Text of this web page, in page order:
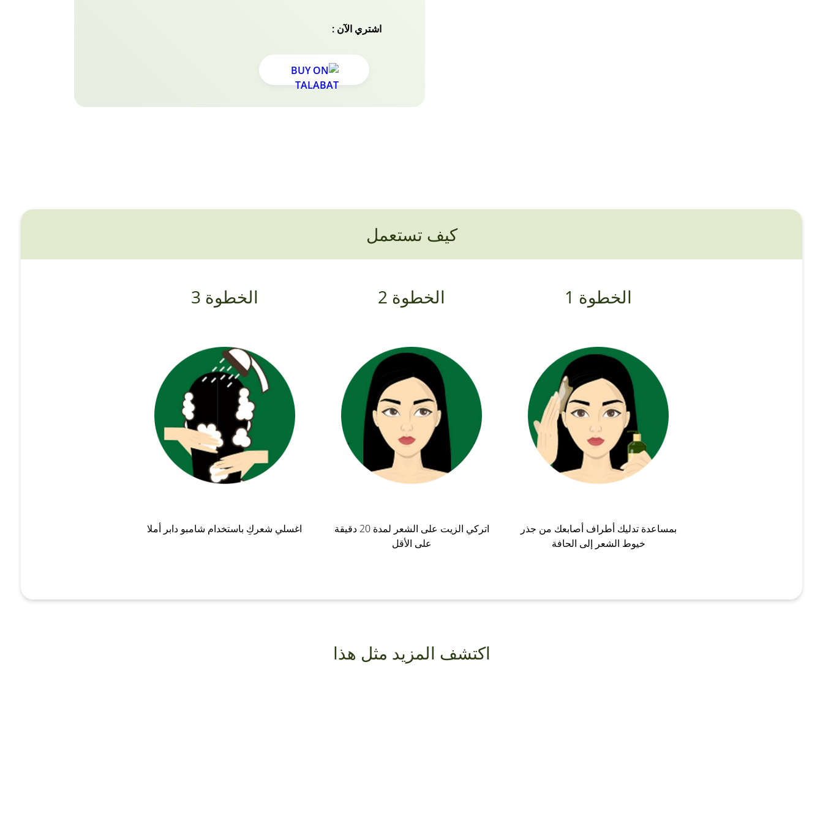
اشتري الآن :
كيف تستعمل
الخطوة 1
بمساعدة تدليك أطراف أصابعك من جذر
خيوط الشعر إلى الحافة
الخطوة 2
اتركي الزيت على الشعر لمدة 20 دقيقة
على الأقل
الخطوة 3
اغسلي شعركِ باستخدام شامبو دابر أملا
اكتشف المزيد مثل هذا